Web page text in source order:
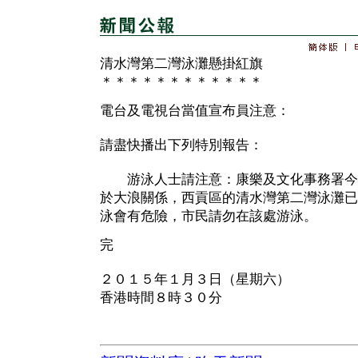
清水灣第二灣泳灘懸掛紅旗
＊＊＊＊＊＊＊＊＊＊＊＊
電台及電視台當值宣布員注意：
請盡快播出下列特別報告：
游泳人士請注意：康樂及文化事務署今
於大浪關係，西貢區的清水灣第二灣泳灘
泳會有危險，市民請勿在該處游泳。
完
２０１５年１月３日（星期六）
香港時間８時３０分